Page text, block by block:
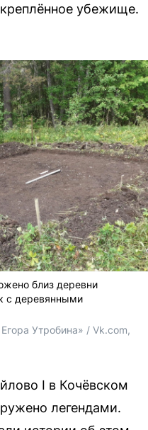
убежище.
близ деревни
с деревянными
Утробина» / Vk.com,
I в Кочёвском
легендами.